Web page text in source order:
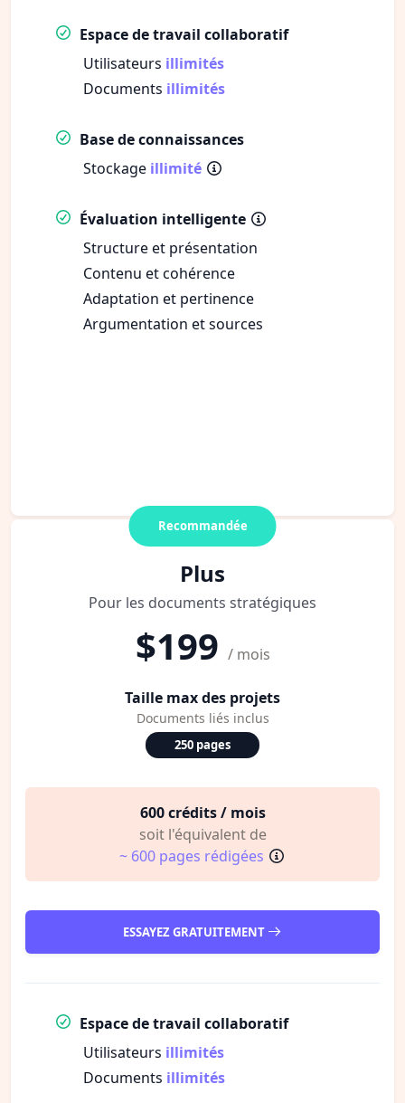
Espace de travail collaboratif
Utilisateurs illimités
Documents illimités
Base de connaissances
Stockage illimité
Évaluation intelligente
Structure et présentation
Contenu et cohérence
Adaptation et pertinence
Argumentation et sources
Recommandée
Plus
Pour les documents stratégiques
$199 / mois
Taille max des projets
Documents liés inclus
250 pages
600 crédits / mois
soit l'équivalent de
~ 600 pages rédigées
ESSAYEZ GRATUITEMENT
Espace de travail collaboratif
Utilisateurs illimités
Documents illimités